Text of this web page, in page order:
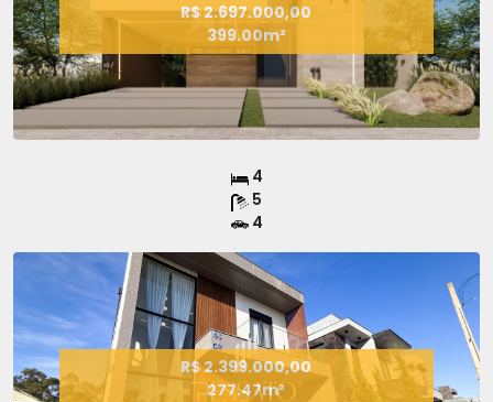
R$ 2.697.000,00
399.00m²
4
5
4
R$ 2.399.000,00
277.47m²